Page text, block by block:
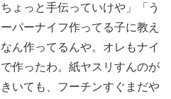
ょっと手伝っていけや」「う
パーナイフ作ってる子に教え
ん作ってるんや。オレもナイ
作ったわ。紙ヤスリすんのが
いても、フーチンすぐまだや